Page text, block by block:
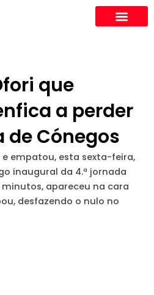
que
a perder
de Cónegos
e empatou, esta sexta-feira,
inaugural da 4.ª jornada
minutos, apareceu na cara
desfazendo o nulo no